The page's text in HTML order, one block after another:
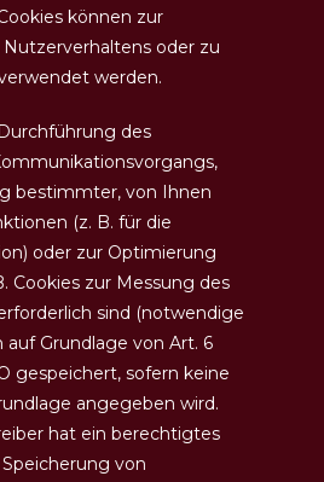
können zur
oder zu
werden.
des
bestimmter, von Ihnen
(z. B. für die
oder zur Optimierung
Cookies zur Messung des
sind (notwendige
auf Grundlage von Art. 6
gespeichert, sofern keine
angegeben wird.
hat ein berechtigtes
von